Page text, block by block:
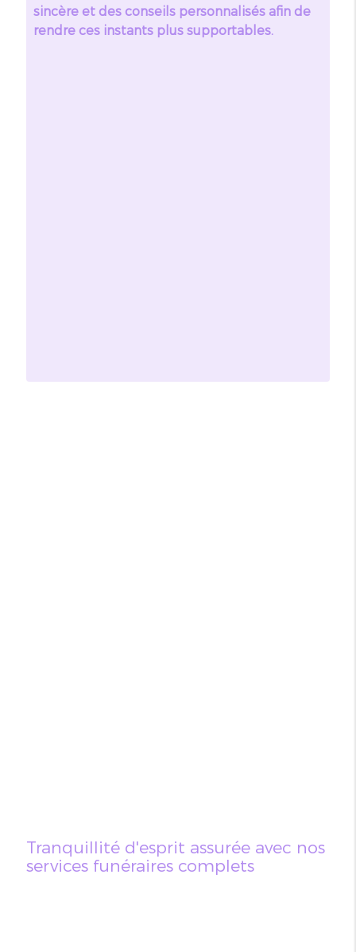
sincère et des conseils personnalisés afin de
rendre ces instants plus supportables.
Tranquillité d'esprit assurée avec nos
services funéraires complets